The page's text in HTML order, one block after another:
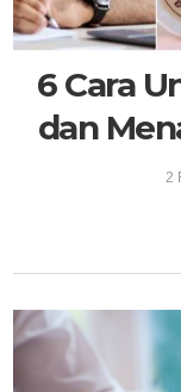
6 Cara
dan
2